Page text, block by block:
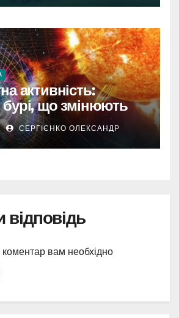
активність:
що змінюють
СЕРГІЄНКО ОЛЕКСАНДР
вам необхідно